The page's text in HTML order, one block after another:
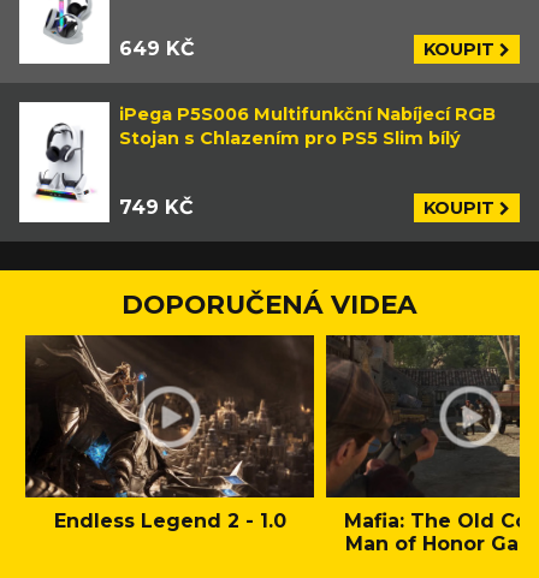
649 KČ KOUPIT
iPega P5S006 Multifunkční Nabíjecí RGB
Stojan s Chlazením pro PS5 Slim bílý
749 KČ KOUPIT
DOPORUČENÁ VIDEA
Endless Legend 2 - 1.0
Mafia: The Old
Man of Honor